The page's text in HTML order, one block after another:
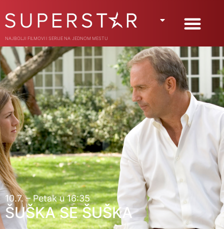
NAJBOLJI FILMOVI I SERIJE NA JEDNOM MESTU
10.7. – Petak u 16:35
ŠUŠKA SE ŠUŠKA